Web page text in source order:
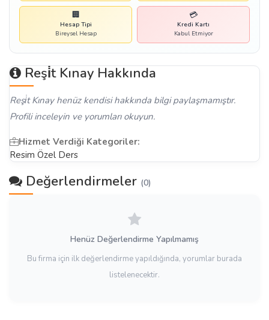
🏢
Hesap Tipi
Bireysel Hesap
💳
Kredi Kartı
Kabul Etmiyor
Reşi̇t Kınay Hakkında
Reşi̇t Kınay henüz kendisi hakkında bilgi paylaşmamıştır.
Profili inceleyin ve yorumları okuyun.
Hizmet Verdiği Kategoriler:
Resim Özel Ders
Değerlendirmeler (0)
Henüz Değerlendirme Yapılmamış
Bu firma için ilk değerlendirme yapıldığında, yorumlar burada
listelenecektir.